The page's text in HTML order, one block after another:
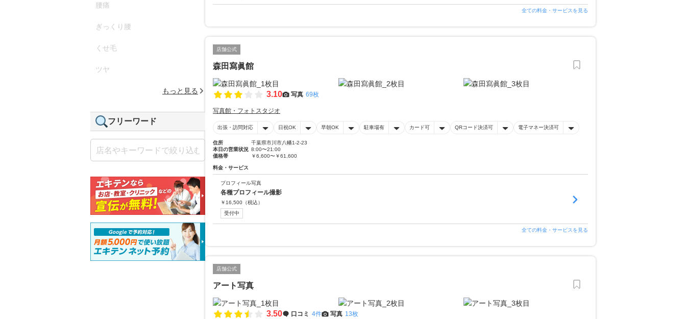
全ての料金・サービスを見る
店舗公式
森田寫眞館
3.10 写真 69枚
写真館・フォトスタジオ
出張・訪問対応 日祝OK 早朝OK 駐車場有 カード可 QRコード決済可 電子マネー決済可
住所
千葉県市川市八幡1-2-23
本日の営業状況 8:00〜21:00
価格帯
￥6,600〜￥61,600
料金・サービス
プロフィール写真
各種プロフィール撮影
￥ 16,500 （税込）
受付中
全ての料金・サービスを見る
店舗公式
アート写真
3.50 口コミ 4件 写真 13枚
腰痛
ぎっくり腰
くせ毛
ツヤ
もっと見る
フリーワード